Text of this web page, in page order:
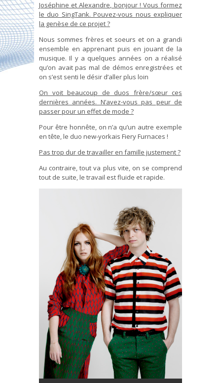
Joséphine et Alexandre, bonjour ! Vous formez
le duo SingTank. Pouvez-vous nous expliquer
la genèse de ce projet ?
Nous sommes frères et soeurs et on a grandi
ensemble en apprenant puis en jouant de la
musique. Il y a quelques années on a réalisé
qu’on avait pas mal de démos enregistrées et
on s’est senti le désir d’aller plus loin
On voit beaucoup de duos frère/sœur ces
dernières années. N’avez-vous pas peur de
passer pour un effet de mode ?
Pour être honnête, on n’a qu’un autre exemple
en tête, le duo new-yorkais Fiery Furnaces !
Pas trop dur de travailler en famille justement ?
Au contraire, tout va plus vite, on se comprend
tout de suite, le travail est fluide et rapide.